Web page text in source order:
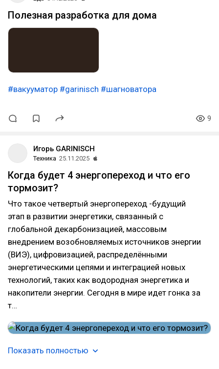
Полезная разработка для дома
#вакууматор #garinisch #шагноватора
9
Игорь GARINISCH
Техника 25.11.2025
Когда будет 4 энергопереход и что его
тормозит?
Что такое четвертый энергопереход -будущий
этап в развитии энергетики, связанный с
глобальной декарбонизацией, массовым
внедрением возобновляемых источников энергии
(ВИЭ), цифровизацией, распределёнными
энергетическими цепями и интеграцией новых
технологий, таких как водородная энергетика и
накопители энергии. Сегодня в мире идет гонка за
т…
Показать полностью